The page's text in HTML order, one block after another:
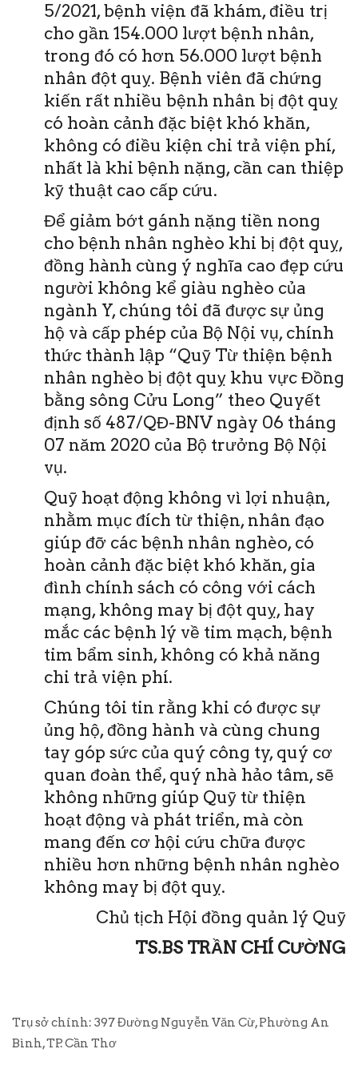
5/2021, bệnh viện đã khám, điều trị
cho gần 154.000 lượt bệnh nhân,
trong đó có hơn 56.000 lượt bệnh
nhân đột quỵ. Bệnh viên đã chứng
kiến rất nhiều bệnh nhân bị đột quỵ
có hoàn cảnh đặc biệt khó khăn,
không có điều kiện chi trả viện phí,
nhất là khi bệnh nặng, cần can thiệp
kỹ thuật cao cấp cứu.
Để giảm bớt gánh nặng tiền nong
cho bệnh nhân nghèo khi bị đột quỵ,
đồng hành cùng ý nghĩa cao đẹp cứu
người không kể giàu nghèo của
ngành Y, chúng tôi đã được sự ủng
hộ và cấp phép của Bộ Nội vụ, chính
thức thành lập “Quỹ Từ thiện bệnh
nhân nghèo bị đột quỵ khu vực Đồng
bằng sông Cửu Long” theo Quyết
định số 487/QĐ-BNV ngày 06 tháng
07 năm 2020 của Bộ trưởng Bộ Nội
vụ.
Quỹ hoạt động không vì lợi nhuận,
nhằm mục đích từ thiện, nhân đạo
giúp đỡ các bệnh nhân nghèo, có
hoàn cảnh đặc biệt khó khăn, gia
đình chính sách có công với cách
mạng, không may bị đột quỵ, hay
mắc các bệnh lý về tim mạch, bệnh
tim bẩm sinh, không có khả năng
chi trả viện phí.
Chúng tôi tin rằng khi có được sự
ủng hộ, đồng hành và cùng chung
tay góp sức của quý công ty, quý cơ
quan đoàn thể, quý nhà hảo tâm, sẽ
không những giúp Quỹ từ thiện
hoạt động và phát triển, mà còn
mang đến cơ hội cứu chữa được
nhiều hơn những bệnh nhân nghèo
không may bị đột quỵ.
Chủ tịch Hội đồng quản lý Quỹ
TS.BS TRẦN CHÍ CƯỜNG
Trụ sở chính: 397 Đường Nguyễn Văn Cừ, Phường An
Bình, TP. Cần Thơ